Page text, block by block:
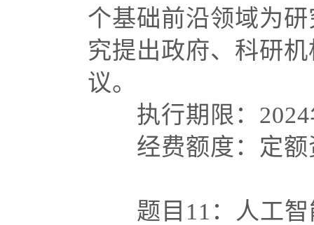
个基础前沿领域为
究提出政府、科研
议。
执行期限：
经费额度：定额
题目 11：人工